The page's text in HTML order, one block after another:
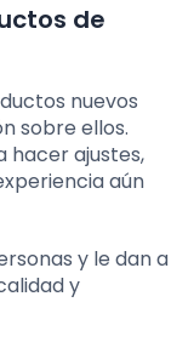
de
nuevos
sobre ellos.
hacer ajustes,
aún
y le dan a
y